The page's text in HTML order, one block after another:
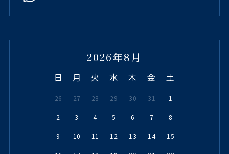
2026年8月
日 月 火 水 木 金 土
26 27 28 29 30 31 1
2 3 4 5 6 7 8
9 10 11 12 13 14 15